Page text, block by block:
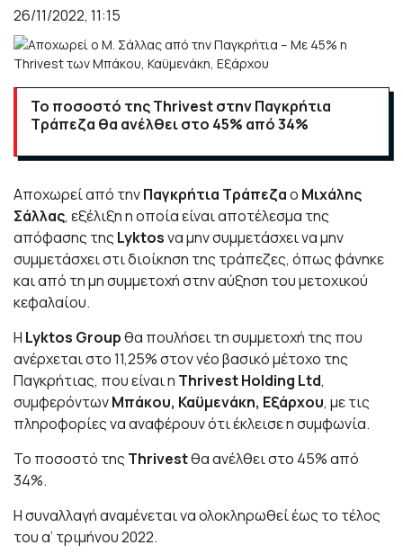
26/11/2022, 11:15
Το ποσοστό της Thrivest στην Παγκρήτια
Τράπεζα θα ανέλθει στο 45% από 34%
Αποχωρεί από τηνΠαγκρήτια Τράπεζαο Μιχάλης
Σάλλας, εξέλιξη η οποία είναι αποτέλεσμα της
απόφασης της Lyktosνα μην συμμετάσχει να μην
συμμετάσχει στι διοίκηση της τράπεζες, όπως φάνηκε
και από τη μη συμμετοχή στην αύξηση του μετοχικού
κεφαλαίου.
H Lyktos Groupθα πουλήσει τη συμμετοχή της που
ανέρχεται στο 11,25% στον νέο βασικό μέτοχο της
Παγκρήτιας, που είναι η Thrivest Holding Ltd,
συμφερόντωνΜπάκου, Καϋμενάκη, Εξάρχου, με τις
πληροφορίες να αναφέρουν ότι έκλεισε η συμφωνία.
Το ποσοστό της Thrivestθα ανέλθει στο 45% από
34%.
H συναλλαγή αναμένεται να ολοκληρωθεί έως το τέλος
του α’ τριμήνου 2022.